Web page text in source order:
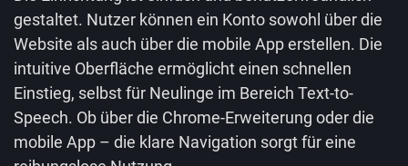
gestaltet. Nutzer können ein Konto sowohl über die
Website als auch über die mobile App erstellen. Die
intuitive Oberfläche ermöglicht einen schnellen
Einstieg, selbst für Neulinge im Bereich Text-to-
Speech. Ob über die Chrome-Erweiterung oder die
mobile App – die klare Navigation sorgt für eine